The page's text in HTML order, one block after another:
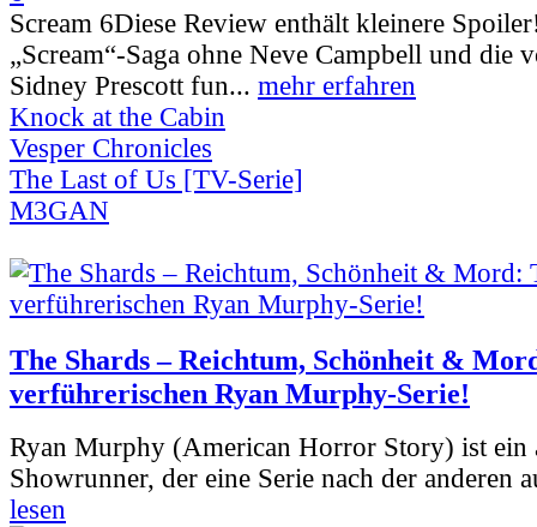
Scream 6Diese Review enthält kleinere
„Scream“-Saga ohne Neve Campbell und die
Sidney Prescott fun... mehr erfahren
Knock at the Cabin
Vesper Chronicles
The Last of Us [TV-Serie]
M3GAN
The Shards – Reichtum, Schönheit &
verführerischen Ryan Murphy-Serie!
Ryan Murphy (American Horror Story) ist ein
Showrunner, der eine Serie nach der anderen
lesen